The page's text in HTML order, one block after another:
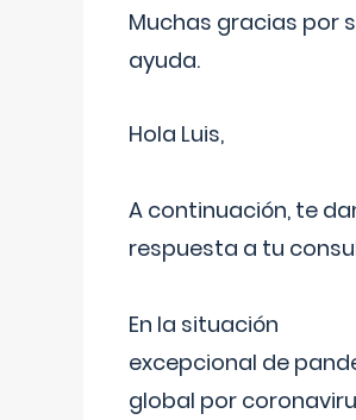
Muchas gracias por
ayuda.
Hola Luis,
A continuación, te
respuesta a tu
En la situación
excepcional de
global por